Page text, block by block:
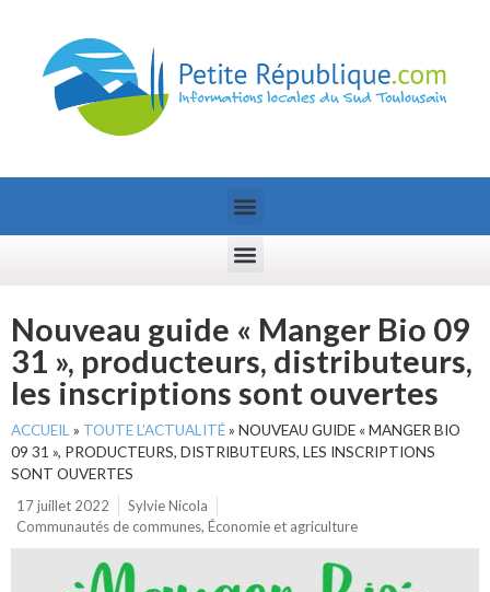
Nouveau guide « Manger Bio 09
31 », producteurs, distributeurs,
les inscriptions sont ouvertes
ACCUEIL » TOUTE L’ACTUALITÉ» NOUVEAU GUIDE « MANGER BIO
09 31 », PRODUCTEURS, DISTRIBUTEURS, LES INSCRIPTIONS
SONT OUVERTES
17 juillet 2022
Sylvie Nicola
Communautés de communes, Économie et agriculture